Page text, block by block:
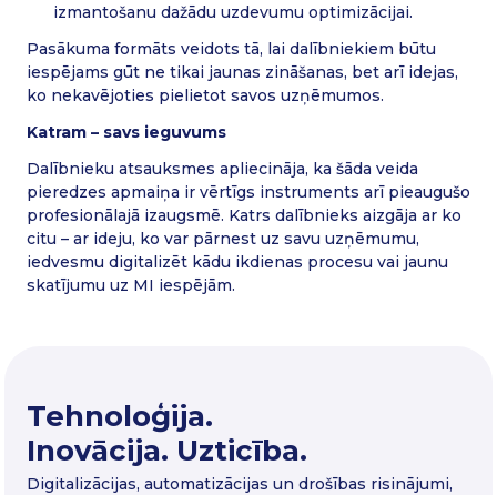
izmantošanu dažādu uzdevumu optimizācijai.
Pasākuma formāts veidots tā, lai dalībniekiem būtu
iespējams gūt ne tikai jaunas zināšanas, bet arī idejas,
ko nekavējoties pielietot savos uzņēmumos.
Katram – savs ieguvums
Dalībnieku atsauksmes apliecināja, ka šāda veida
pieredzes apmaiņa ir vērtīgs instruments arī pieaugušo
profesionālajā izaugsmē. Katrs dalībnieks aizgāja ar ko
citu – ar ideju, ko var pārnest uz savu uzņēmumu,
iedvesmu digitalizēt kādu ikdienas procesu vai jaunu
skatījumu uz MI iespējām.
Tehnoloģija.
Inovācija. Uzticība.
Digitalizācijas, automatizācijas un drošības risinājumi,